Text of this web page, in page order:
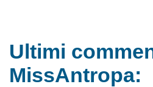
Ultimi
MissAntropa: